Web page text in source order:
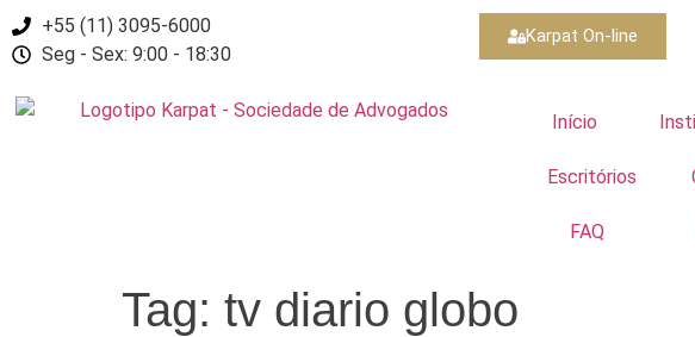
+55 (11) 3095-6000
Seg - Sex: 9:00 - 18:30
Karpat On-line
Início
Escritórios
FAQ
Tag: tv diario globo